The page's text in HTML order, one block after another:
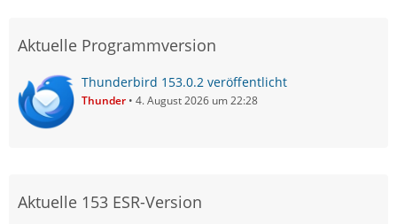
Aktuelle Programmversion
Thunderbird 153.0.2 veröffentlicht
Thunder 4. August 2026 um 22:28
Aktuelle 153 ESR-Version